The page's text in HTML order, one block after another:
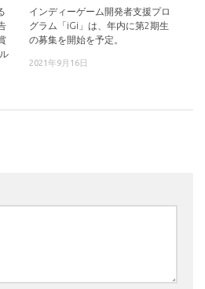
インディーゲーム開発者支援プロ
グラム「iGi」は、年内に第2期生
の募集を開始を予定。
2021年9月16日